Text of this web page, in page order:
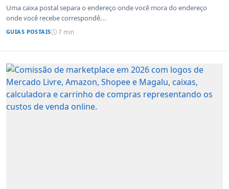
Uma caixa postal separa o endereço onde você mora do endereço
onde você recebe correspondê...
GUIAS POSTAIS 7 min